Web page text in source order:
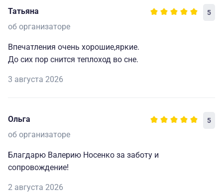
Татьяна 5
об организаторе
Впечатления очень хорошие,яркие.
До сих пор снится теплоход во сне.
3 августа 2026
Ольга 5
об организаторе
Благдарю Валерию Носенко за заботу и
сопровождение!
2 августа 2026